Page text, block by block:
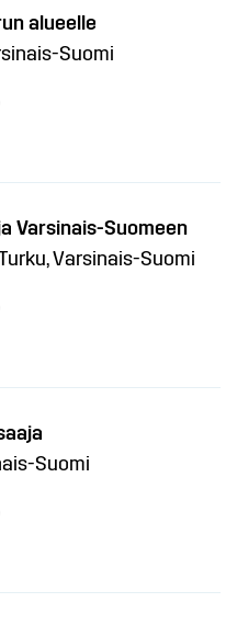
alueelle
Suomi
Varsinais-Suomeen
Varsinais-Suomi
Suomi